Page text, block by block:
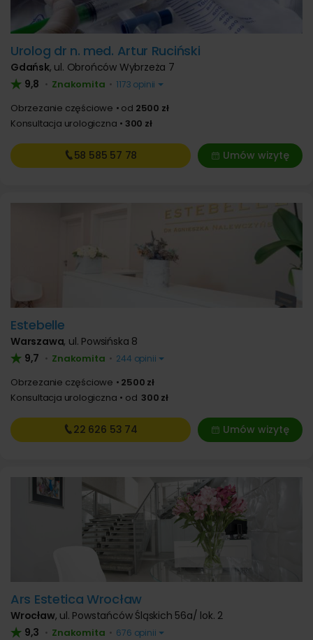
Urolog dr n. med. Artur Ruciński
Gdańsk, ul. Obrońców Wybrzeża 7
9,8 • Znakomita • 1173 opinii
Obrzezanie częściowe od 2500 zł
Konsultacja urologiczna
300 zł
Umów wizytę
58 585 57 78
Estebelle
Warszawa, ul. Powsińska 8
9,7 • Znakomita • 244 opinii
Obrzezanie częściowe
2500 zł
Konsultacja urologiczna
od 300 zł
Umów wizytę
22 626 53 74
Ars Estetica Wrocław
Wrocław, ul. Powstańców Śląskich 56a/ lok. 2
9,3 • Znakomita • 676 opinii